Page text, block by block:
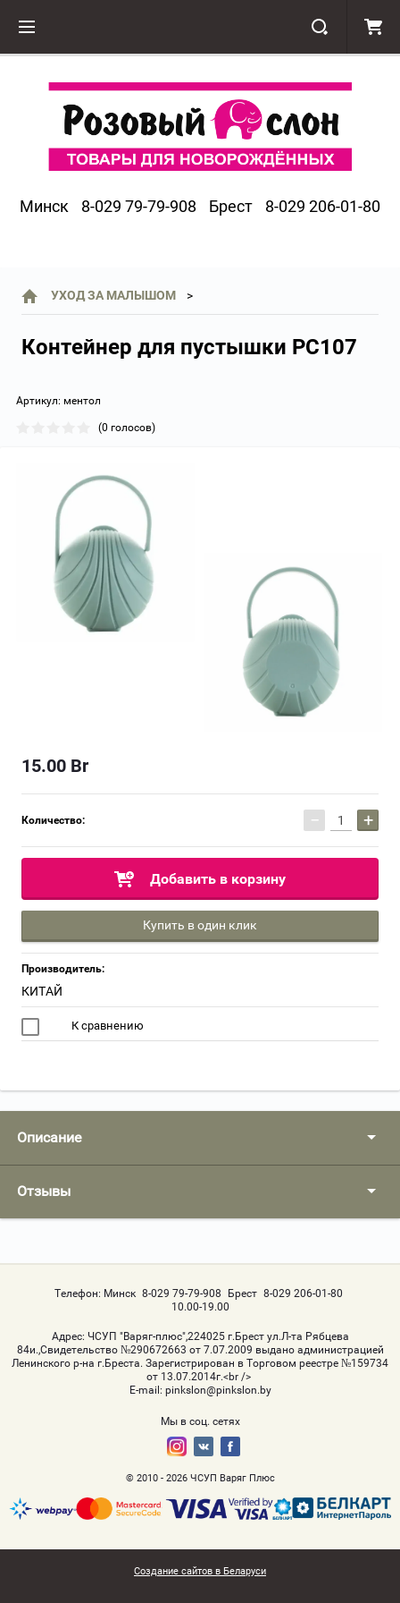
Минск 8-029 79-79-908 Брест 8-029 206-01-80
УХОД ЗА МАЛЫШОМ
Контейнер для пустышки PC107
Артикул: ментол
(0 голосов)
15.00 Br
Количество: − +
Добавить в корзину
Купить в один клик
Производитель:
КИТАЙ
К сравнению
Описание
Отзывы
Телефон: Минск 8-029 79-79-908 Брест 8-029 206-01-80
10.00-19.00
Адрес: ЧСУП "Варяг-плюс",224025 г.Брест ул.Л-та Рябцева
84и.,Свидетельство №290672663 от 7.07.2009 выдано администрацией
Ленинского р-на г.Бреста. Зарегистрирован в Торговом реестре №159734
от 13.07.2014г.<br />
Е-mail: pinkslon@pinkslon.by
Мы в соц. сетях
© 2010 - 2026 ЧСУП Варяг Плюс
Создание сайтов в Беларуси